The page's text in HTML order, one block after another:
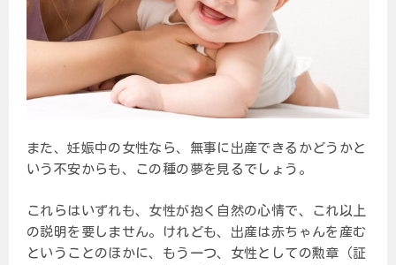
また、妊娠中の女性なら、無事に出産できるかどうかと
いう不安からも、この種の夢を見るでしょう。
これらはいずれも、女性が抱く自然の心情で、これ以上
の説明を要しません。けれども、出産は赤ちゃんを産む
ということのほかに、もう一つ、女性としての勲章（証